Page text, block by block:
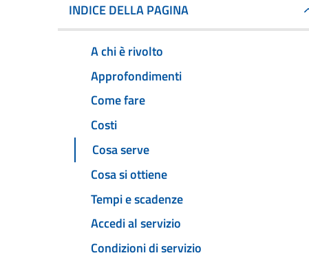
INDICE DELLA PAGINA
A chi è rivolto
Approfondimenti
Come fare
Costi
Cosa serve
Cosa si ottiene
Tempi e scadenze
Accedi al servizio
Condizioni di servizio